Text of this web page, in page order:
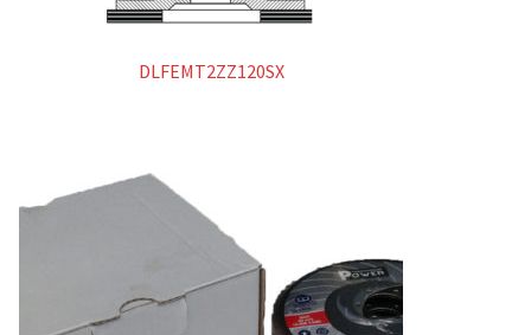
DLFEMT2ZZ120SX